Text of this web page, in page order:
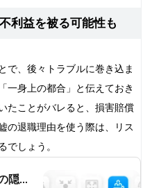
利益を被る可能性も
で、後々トラブルに巻き込ま
一身上の都合」と伝えておき
たことがバレると、損害賠償
の退職理由を使う際は、リス
しょう。
隠れ